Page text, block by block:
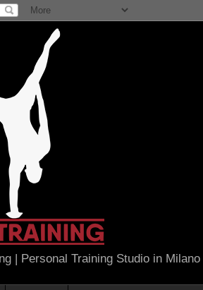
| Personal Training Studio in Milano